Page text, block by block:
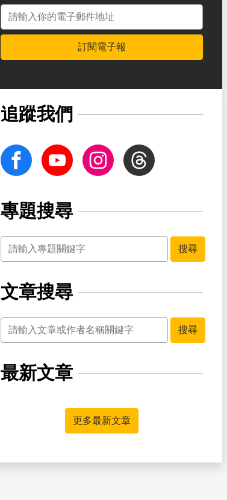
電子郵件地址
訂閱電子報
追蹤我們
facebook Youtube InstagramThreads
專題搜尋
關鍵字
搜尋
文章搜尋
關鍵字
搜尋
最新文章
更多最新文章